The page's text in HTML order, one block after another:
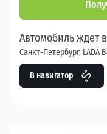
Автомобиль ждет
Санкт-Петербург, LADA
В навигатор